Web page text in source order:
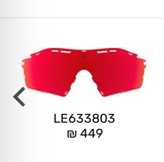
LE633803
₪449